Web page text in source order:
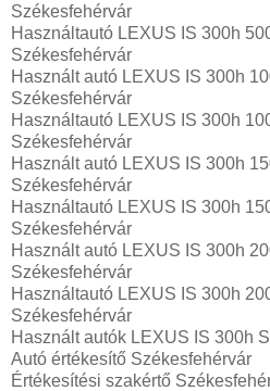
Székesfehérvár
Használtautó‎ LEXUS IS 300h
Székesfehérvár
Használt autó‎ LEXUS IS 300h
Székesfehérvár
Használtautó‎ LEXUS IS 300h
Székesfehérvár
Használt autó‎ LEXUS IS 300h
Székesfehérvár
Használtautó‎ LEXUS IS 300h
Székesfehérvár
Használt autó‎ LEXUS IS 300h
Székesfehérvár
Használtautó‎ LEXUS IS 300h
Székesfehérvár
Használt autó‎k LEXUS IS 300h
Autó értékesítő Székesfehérvár
Értékesítési szakértő